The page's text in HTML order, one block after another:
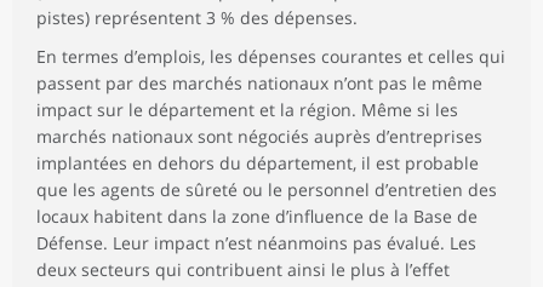
pistes) représentent 3 % des dépenses.
En termes d’emplois, les dépenses courantes et celles qui
passent par des marchés nationaux n’ont pas le même
impact sur le département et la région. Même si les
marchés nationaux sont négociés auprès d’entreprises
implantées en dehors du département, il est probable
que les agents de sûreté ou le personnel d’entretien des
locaux habitent dans la zone d’influence de la Base de
Défense. Leur impact n’est néanmoins pas évalué. Les
deux secteurs qui contribuent ainsi le plus à l’effet